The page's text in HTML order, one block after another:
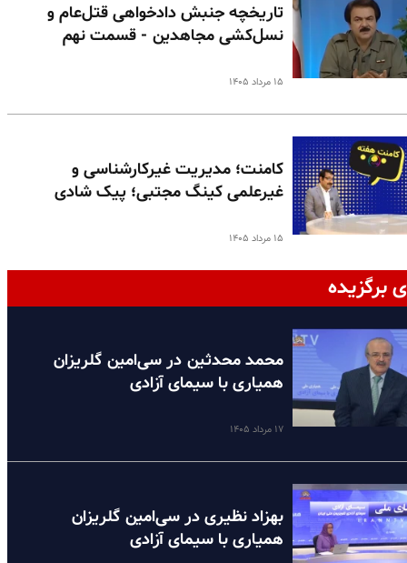
تاریخچه جنبش دادخواهی قتل‌عام و
نسل‌کشی مجاهدین - قسمت نهم
۱۵ مرداد ۱۴۰۵
کامنت؛ مدیریت غیرکارشناسی و
غیرعلمی کینگ مجتبی؛ پیک شادی
۱۵ مرداد ۱۴۰۵
برگزیده
محمد محدثین در سی‌امین گلریزان
همیاری با سیمای آزادی
۱۷ مرداد ۱۴۰۵
بهزاد نظیری در سی‌امین گلریزان
همیاری با سیمای آزادی